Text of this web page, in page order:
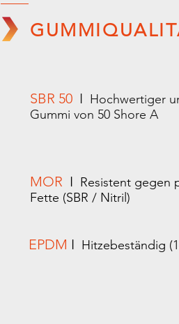
SBR 50 I Hochwertiger
Gummi von 50 Shore A
MOR I Resistent gegen
Fette (SBR / Nitril)
EPDM I Hitzebeständig